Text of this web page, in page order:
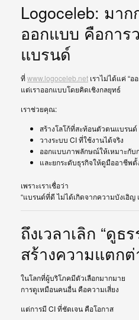
Logoceleb: มาก
ออกแบบ คือการ
แบรนด์
ที่www.logoceleb.net เราไม่ได้แค่ “อ
แต่เราออกแบบโดยคิดเชิงกลยุทธ์
เราช่วยคุณ:
สร้างโลโก้ที่สะท้อนตัวตนแบรนด์
วางระบบ CI ที่ใช้งานได้จริง
ออกแบบภาพลักษณ์ให้เหมาะกับ
และยกระดับธุรกิจให้ดูมืออาชีพตั้
เพราะเราเชื่อว่า
“แบรนด์ที่ดี ไม่ได้เกิดจากความบังเอิญ
ถึงเวลาเลิก “ดูธ
สร้างความแตกต่
ในโลกที่ผู้บริโภคมีตัวเลือกมากมาย
การดูเหมือนคนอื่น คือความเสี่ยง
แต่การมี CI ที่ชัดเจน คือโอกาส